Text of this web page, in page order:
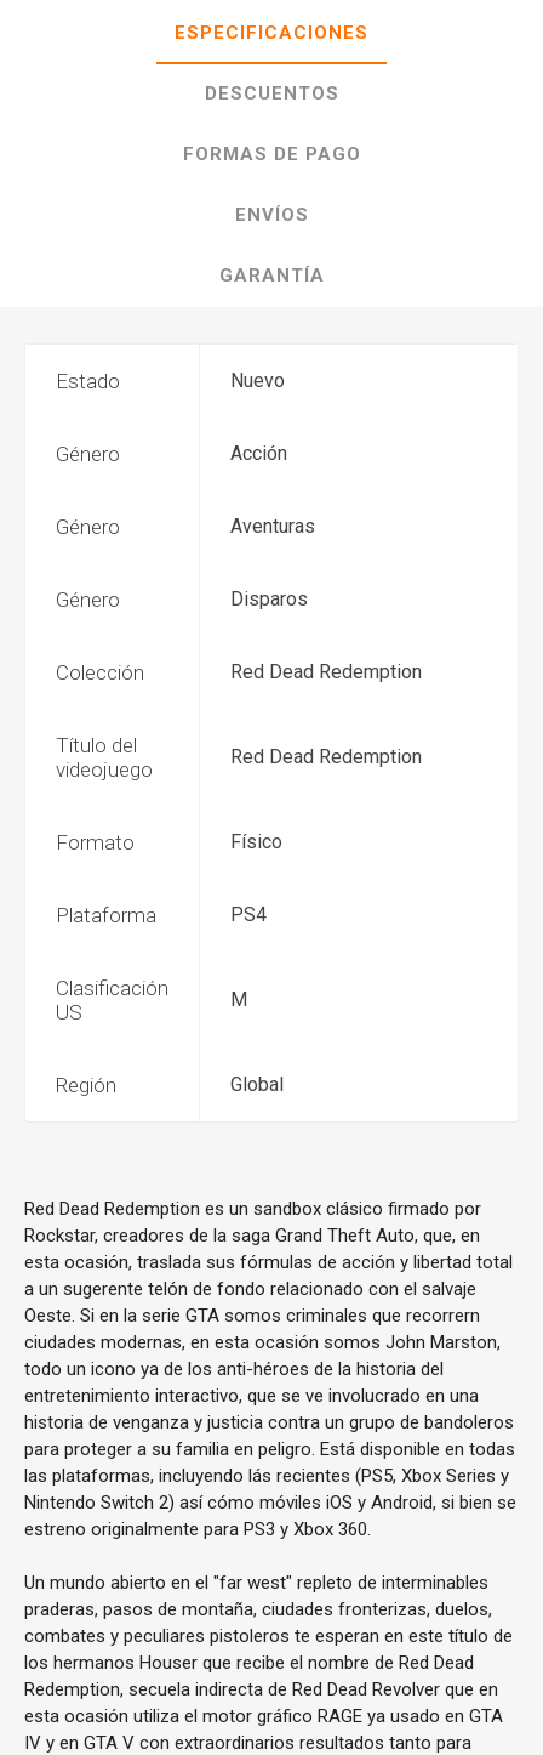
ESPECIFICACIONES
DESCUENTOS
FORMAS DE PAGO
ENVÍOS
GARANTÍA
Estado Nuevo
Género Acción
Género Aventuras
Género Disparos
Colección Red Dead Redemption
Título del
videojuego
Red Dead Redemption
Formato Físico
Plataforma PS4
Clasificación
US
M
Región Global
Red Dead Redemption es un sandbox clásico firmado por
Rockstar, creadores de la saga Grand Theft Auto, que, en
esta ocasión, traslada sus fórmulas de acción y libertad total
a un sugerente telón de fondo relacionado con el salvaje
Oeste. Si en la serie GTA somos criminales que recorrern
ciudades modernas, en esta ocasión somos John Marston,
todo un icono ya de los anti-héroes de la historia del
entretenimiento interactivo, que se ve involucrado en una
historia de venganza y justicia contra un grupo de bandoleros
para proteger a su familia en peligro. Está disponible en todas
las plataformas, incluyendo lás recientes (PS5, Xbox Series y
Nintendo Switch 2) así cómo móviles iOS y Android, si bien se
estreno originalmente para PS3 y Xbox 360.
Un mundo abierto en el "far west" repleto de interminables
praderas, pasos de montaña, ciudades fronterizas, duelos,
combates y peculiares pistoleros te esperan en este título de
los hermanos Houser que recibe el nombre de Red Dead
Redemption, secuela indirecta de Red Dead Revolver que en
esta ocasión utiliza el motor gráfico RAGE ya usado en GTA
IV y en GTA V con extraordinarios resultados tanto para